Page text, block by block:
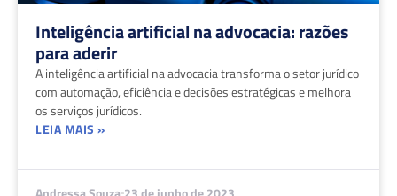
Inteligência artificial na advocacia: razões
para aderir
A inteligência artificial na advocacia transforma o setor jurídico
com automação, eficiência e decisões estratégicas e melhora
os serviços jurídicos.
LEIA MAIS »